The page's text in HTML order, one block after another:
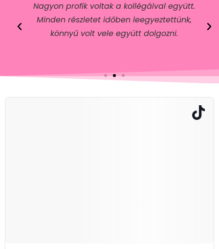
Nagyon profik voltak a kollégáival együtt.
Minden részletet időben leegyeztettünk,
könnyű volt vele együtt dolgozni.